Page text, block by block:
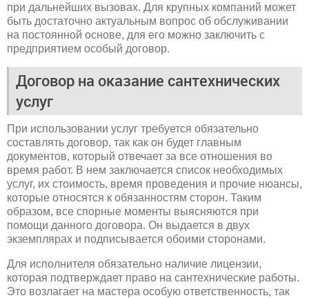
при дальнейших вызовах. Для крупных компаний может
быть достаточно актуальным вопрос об обслуживании
на постоянной основе, для его можно заключить с
предприятием особый договор.
Договор на оказание сантехнических
услуг
При использовании услуг требуется обязательно
составлять договор, так как он будет главным
документов, который отвечает за все отношения во
время работ. В нем заключается список необходимых
услуг, их стоимость, время проведения и прочие нюансы,
которые относятся к обязанностям сторон. Таким
образом, все спорные моменты выясняются при
помощи данного договора. Он выдается в двух
экземплярах и подписывается обоими сторонами.
Для исполнителя обязательно наличие лицензии,
которая подтверждает право на сантехнические работы.
Это возлагает на мастера особую ответственность, так